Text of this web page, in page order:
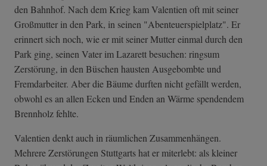
den Bahnhof. Nach dem Krieg kam Valentien oft mit seiner
Großmutter in den Park, in seinen "Abenteuerspielplatz". Er
erinnert sich noch, wie er mit seiner Mutter einmal durch den
Park ging, seinen Vater im Lazarett besuchen: ringsum
Zerstörung, in den Büschen hausten Ausgebombte und
Fremdarbeiter. Aber die Bäume durften nicht gefällt werden,
obwohl es an allen Ecken und Enden an Wärme spendendem
Brennholz fehlte.
Valentien denkt auch in räumlichen Zusammenhängen.
Mehrere Zerstörungen Stuttgarts hat er miterlebt: als kleiner